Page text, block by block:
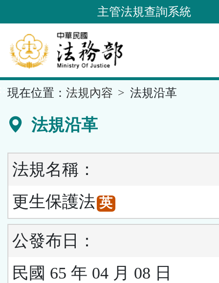
到
要
內
容
區
主管法規查詢系統
現在位置： 法規內容 法規沿革
法規沿革
法規名稱：
更生保護法 英
公發布日：
民國 65 年 04 月 08 日